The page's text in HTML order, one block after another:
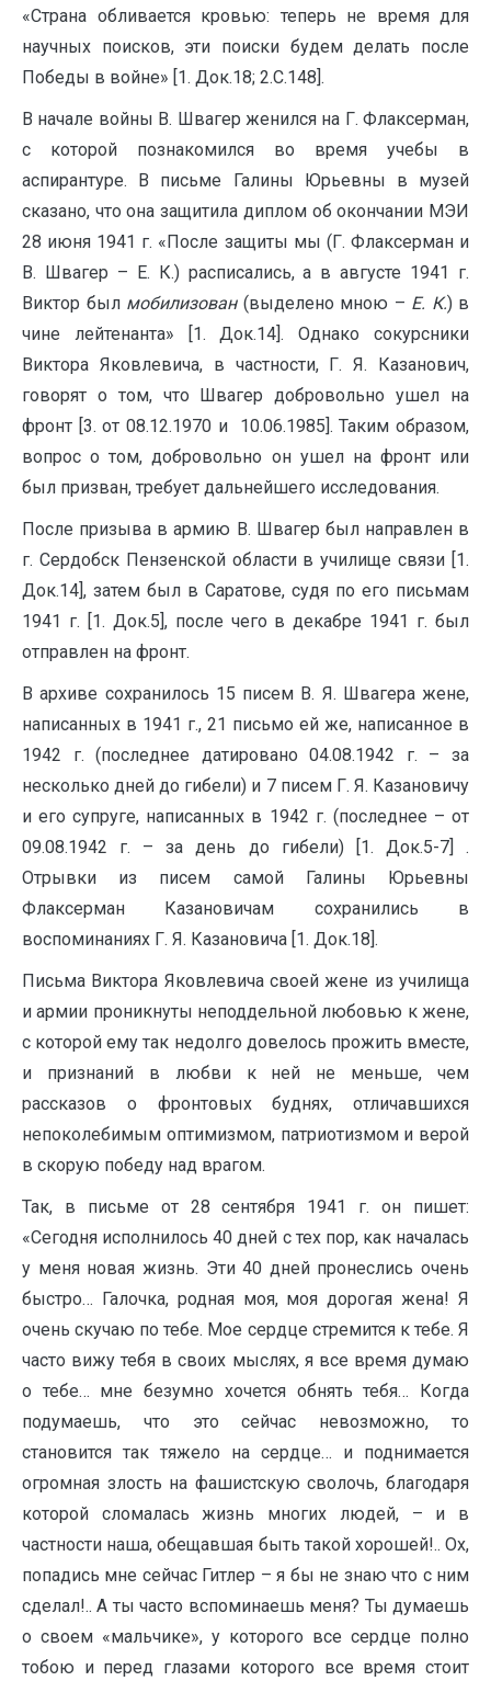
«Страна обливается кровью: теперь не время для
научных поисков, эти поиски будем делать после
Победы в войне» [1. Док.18; 2.С.148].
В начале войны В. Швагер женился на Г. Флаксерман,
с которой познакомился во время учебы в
аспирантуре. В письме Галины Юрьевны в музей
сказано, что она защитила диплом об окончании МЭИ
28 июня 1941 г. «После защиты мы (Г. Флаксерман и
В. Швагер – Е. К.) расписались, а в августе 1941 г.
Виктор был мобилизован(выделено мною – Е. К.) в
чине лейтенанта» [1. Док.14]. Однако сокурсники
Виктора Яковлевича, в частности, Г. Я. Казанович,
говорят о том, что Швагер добровольно ушел на
фронт [3. от 08.12.1970 и 10.06.1985]. Таким образом,
вопрос о том, добровольно он ушел на фронт или
был призван, требует дальнейшего исследования.
После призыва в армию В. Швагер был направлен в
г. Сердобск Пензенской области в училище связи [1.
Док.14], затем был в Саратове, судя по его письмам
1941 г. [1. Док.5], после чего в декабре 1941 г. был
отправлен на фронт.
В архиве сохранилось 15 писем В. Я. Швагера жене,
написанных в 1941 г., 21 письмо ей же, написанное в
1942 г. (последнее датировано 04.08.1942 г. – за
несколько дней до гибели) и 7 писем Г. Я. Казановичу
и его супруге, написанных в 1942 г. (последнее – от
09.08.1942 г. – за день до гибели) [1. Док.5-7] .
Отрывки из писем самой Галины Юрьевны
Флаксерман Казановичам сохранились в
воспоминаниях Г. Я. Казановича [1. Док.18].
Письма Виктора Яковлевича своей жене из училища
и армии проникнуты неподдельной любовью к жене,
с которой ему так недолго довелось прожить вместе,
и признаний в любви к ней не меньше, чем
рассказов о фронтовых буднях, отличавшихся
непоколебимым оптимизмом, патриотизмом и верой
в скорую победу над врагом.
Так, в письме от 28 сентября 1941 г. он пишет:
«Сегодня исполнилось 40 дней с тех пор, как началась
у меня новая жизнь. Эти 40 дней пронеслись очень
быстро… Галочка, родная моя, моя дорогая жена! Я
очень скучаю по тебе. Мое сердце стремится к тебе. Я
часто вижу тебя в своих мыслях, я все время думаю
о тебе… мне безумно хочется обнять тебя… Когда
подумаешь, что это сейчас невозможно, то
становится так тяжело на сердце… и поднимается
огромная злость на фашистскую сволочь, благодаря
которой сломалась жизнь многих людей, – и в
частности наша, обещавшая быть такой хорошей!.. Ох,
попадись мне сейчас Гитлер – я бы не знаю что с ним
сделал!.. А ты часто вспоминаешь меня? Ты думаешь
о своем «мальчике», у которого все сердце полно
тобою и перед глазами которого все время стоит